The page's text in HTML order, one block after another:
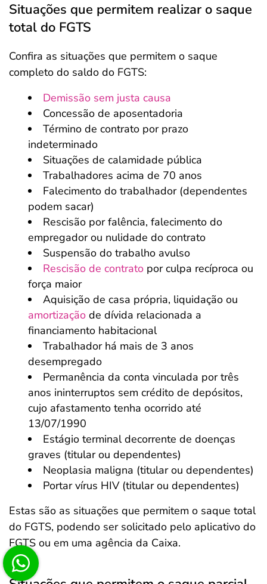
Situações que permitem realizar o saque
total do FGTS
Confira as situações que permitem o saque
completo do saldo do FGTS:
Demissão sem justa causa
Concessão de aposentadoria
Término de contrato por prazo
indeterminado
Situações de calamidade pública
Trabalhadores acima de 70 anos
Falecimento do trabalhador (dependentes
podem sacar)
Rescisão por falência, falecimento do
empregador ou nulidade do contrato
Suspensão do trabalho avulso
Rescisão de contrato por culpa recíproca ou
força maior
Aquisição de casa própria, liquidação ou
amortização de dívida relacionada a
financiamento habitacional
Trabalhador há mais de 3 anos
desempregado
Permanência da conta vinculada por três
anos ininterruptos sem crédito de depósitos,
cujo afastamento tenha ocorrido até
13/07/1990
Estágio terminal decorrente de doenças
graves (titular ou dependentes)
Neoplasia maligna (titular ou dependentes)
Portar vírus HIV (titular ou dependentes)
Estas são as situações que permitem o saque total
do FGTS, podendo ser solicitado pelo aplicativo do
FGTS ou em uma agência da Caixa.